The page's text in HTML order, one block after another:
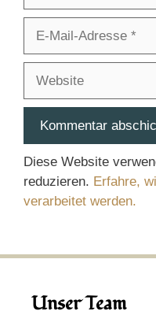
Adresse
Diese Website
reduzieren. Erfahre,
verarbeitet werden.
Unser Team